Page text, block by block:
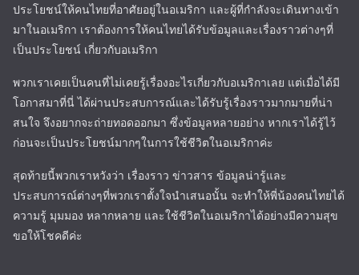
ประโยชน์ให้คนไทยที่อาศัยอยู่ในอเมริกา และผู้ที่กำลังจะเดินทางเข้า
มาในอเมริกา เราต้องการให้คนไทยได้รับข้อมูลและเรื่องราวต่างๆที่
เป็นประโยชน์ เกี่ยวกับอเมริกา
พวกเราเคยเป็นคนที่ไม่เคยรู้เรื่องอะไรเกี่ยวกับอเมริกาเลย แต่เมื่อได้มี
โอกาสมาที่นี่ ได้ผ่านประสบการณ์และได้รับรู้เรื่องราวมากมายที่น่า
สนใจ จึงอยากจะถ่ายทอดออกมา ซึ่งข้อมูลหลายอย่าง หากเราได้รู้ไว้
ก่อนจะเป็นประโยชน์มากๆในการใช้ชีวิตในอเมริกาค่ะ
สุดท้ายนี้พวกเราหวังว่า เรื่องราว ข่าวสาร ข้อมูลน่ารู้และ
ประสบการณ์ต่างๆที่พวกเราตั้งใจนำเสนอนั้น จะทำให้พี่น้องคนไทยได้
ความรู้ มุมมอง หลากหลาย และใช้ชีวิตในอเมริกาได้อย่างมีความสุข
ขอให้โชคดีค่ะ